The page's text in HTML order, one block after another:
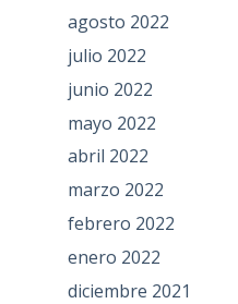
agosto 2022
julio 2022
junio 2022
mayo 2022
abril 2022
marzo 2022
febrero 2022
enero 2022
diciembre 2021